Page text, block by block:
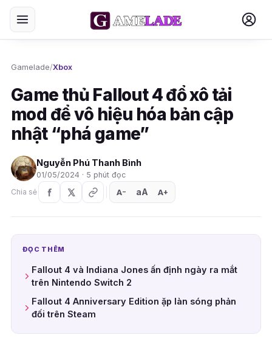
Gamelade/Xbox
Game thủ Fallout 4 đổ xô tải
mod để vô hiệu hóa bản cập
nhật “phá game”
Nguyễn Phú Thanh Bình
01/05/2024 · 5 phút đọc
Chia sẻ
A− aA A+
ĐỌC THÊM
Fallout 4 và Indiana Jones ấn định ngày ra mắt
trên Nintendo Switch 2
Fallout 4 Anniversary Edition ặp làn sóng phản
đối trên Steam